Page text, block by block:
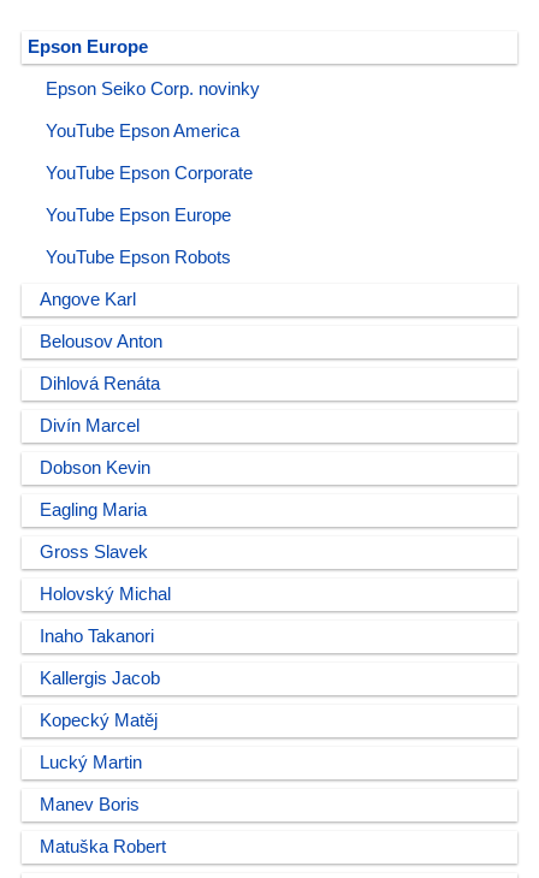
Epson Europe
Epson Seiko Corp. novinky
YouTube Epson America
YouTube Epson Corporate
YouTube Epson Europe
YouTube Epson Robots
Angove Karl
Belousov Anton
Dihlová Renáta
Divín Marcel
Dobson Kevin
Eagling Maria
Gross Slavek
Holovský Michal
Inaho Takanori
Kallergis Jacob
Kopecký Matěj
Lucký Martin
Manev Boris
Matuška Robert